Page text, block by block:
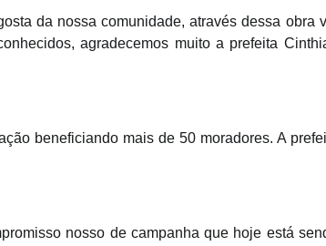
da nossa comunidade, através dessa obra
agradecemos muito a prefeita
beneficiando mais de 50 moradores. A
nosso de campanha que hoje está